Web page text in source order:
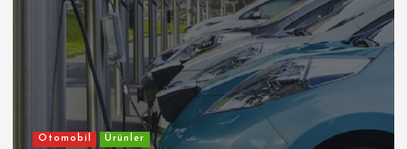
Otomobil Ürünler